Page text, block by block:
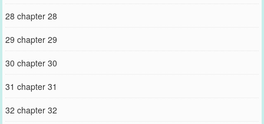
28 chapter 28
29 chapter 29
30 chapter 30
31 chapter 31
32 chapter 32